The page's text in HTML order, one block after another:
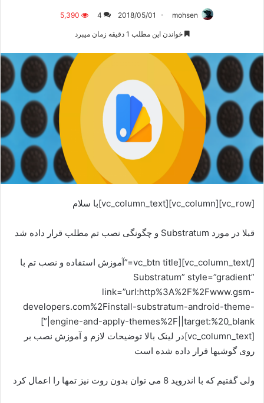
mohsen
2018/05/01
4
5,390
خواندن این مطلب 1 دقیقه زمان میبرد
[vc_row][vc_column][vc_column_text]با سلام
قبلا در مورد Substratum و چگونگی نصب تم مطلب قرار داده شد
[/vc_column_text][vc_btn title=”آموزش استفاده و نصب تم با
Substratum” style=”gradient”
link=”url:http%3A%2F%2Fwww.gsm-
developers.com%2Finstall-substratum-android-theme-
engine-and-apply-themes%2F||target:%20_blank|”]
[vc_column_text]در لینک بالا توضیحات لازم و آموزش نصب بر
روی گوشیها قرار داده شده است
ولی گفتیم که با اندروید 8 می توان بدون روت نیز تمها را اعمال کرد